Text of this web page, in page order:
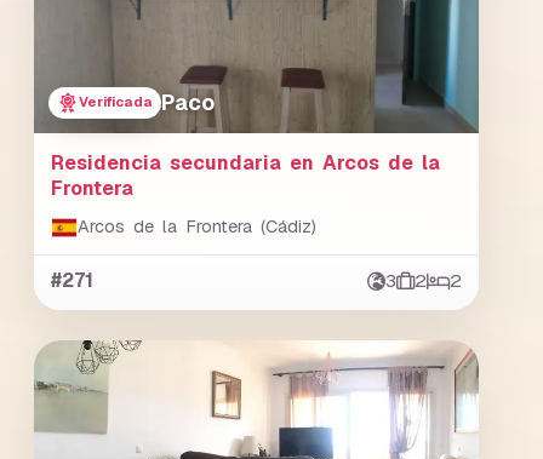
Verificada Paco
Residencia secundaria en Arcos de la
Frontera
Arcos de la Frontera (Cádiz)
#271 3 2 2